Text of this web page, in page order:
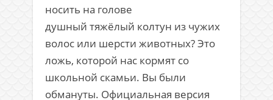
носить на голове
душный тяжёлый колтун из чужих
волос или шерсти животных? Это
ложь, которой нас кормят со
школьной скамьи. Вы были
обмануты. Официальная версия